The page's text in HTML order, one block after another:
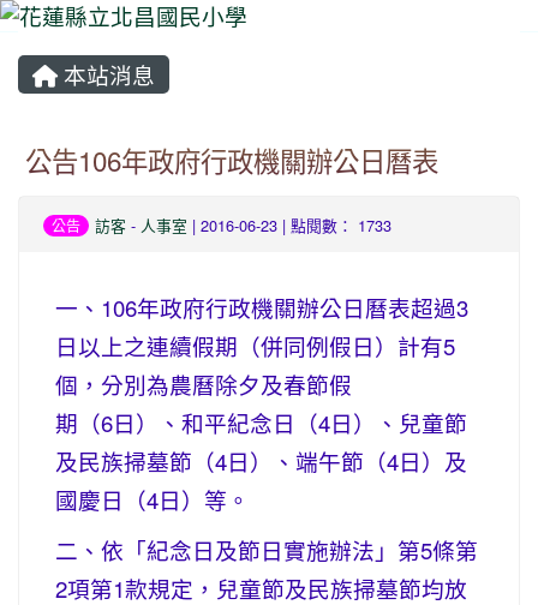
本站消息
公告106年政府行政機關辦公日曆表
公告 訪客 - 人事室 | 2016-06-23 | 點閱數： 1733
一、106年政府行政機關辦公日曆表超過3
日以上之連續假期（併同例假日）計有5
個，分別為農曆除夕及春節假
期（6日）、和平紀念日（4日）、兒童節
及民族掃墓節（4日）、端午節（4日）及
國慶日（4日）等。
二、依「紀念日及節日實施辦法」第5條第
2項第1款規定，兒童節及民族掃墓節均放